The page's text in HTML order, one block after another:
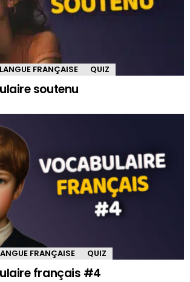
LANGUE FRANÇAISE QUIZ
soutenu
FRANÇAISE QUIZ
français #4